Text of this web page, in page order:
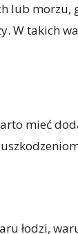
lub
W takich
mieć
łodzi,